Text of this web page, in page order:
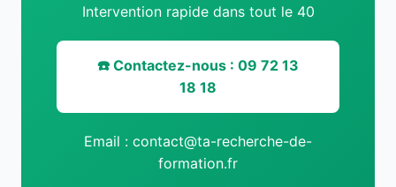
Intervention rapide dans tout le 40
☎️ Contactez-nous : 09 72 13
18 18
Email : contact@ta-recherche-de-
formation.fr